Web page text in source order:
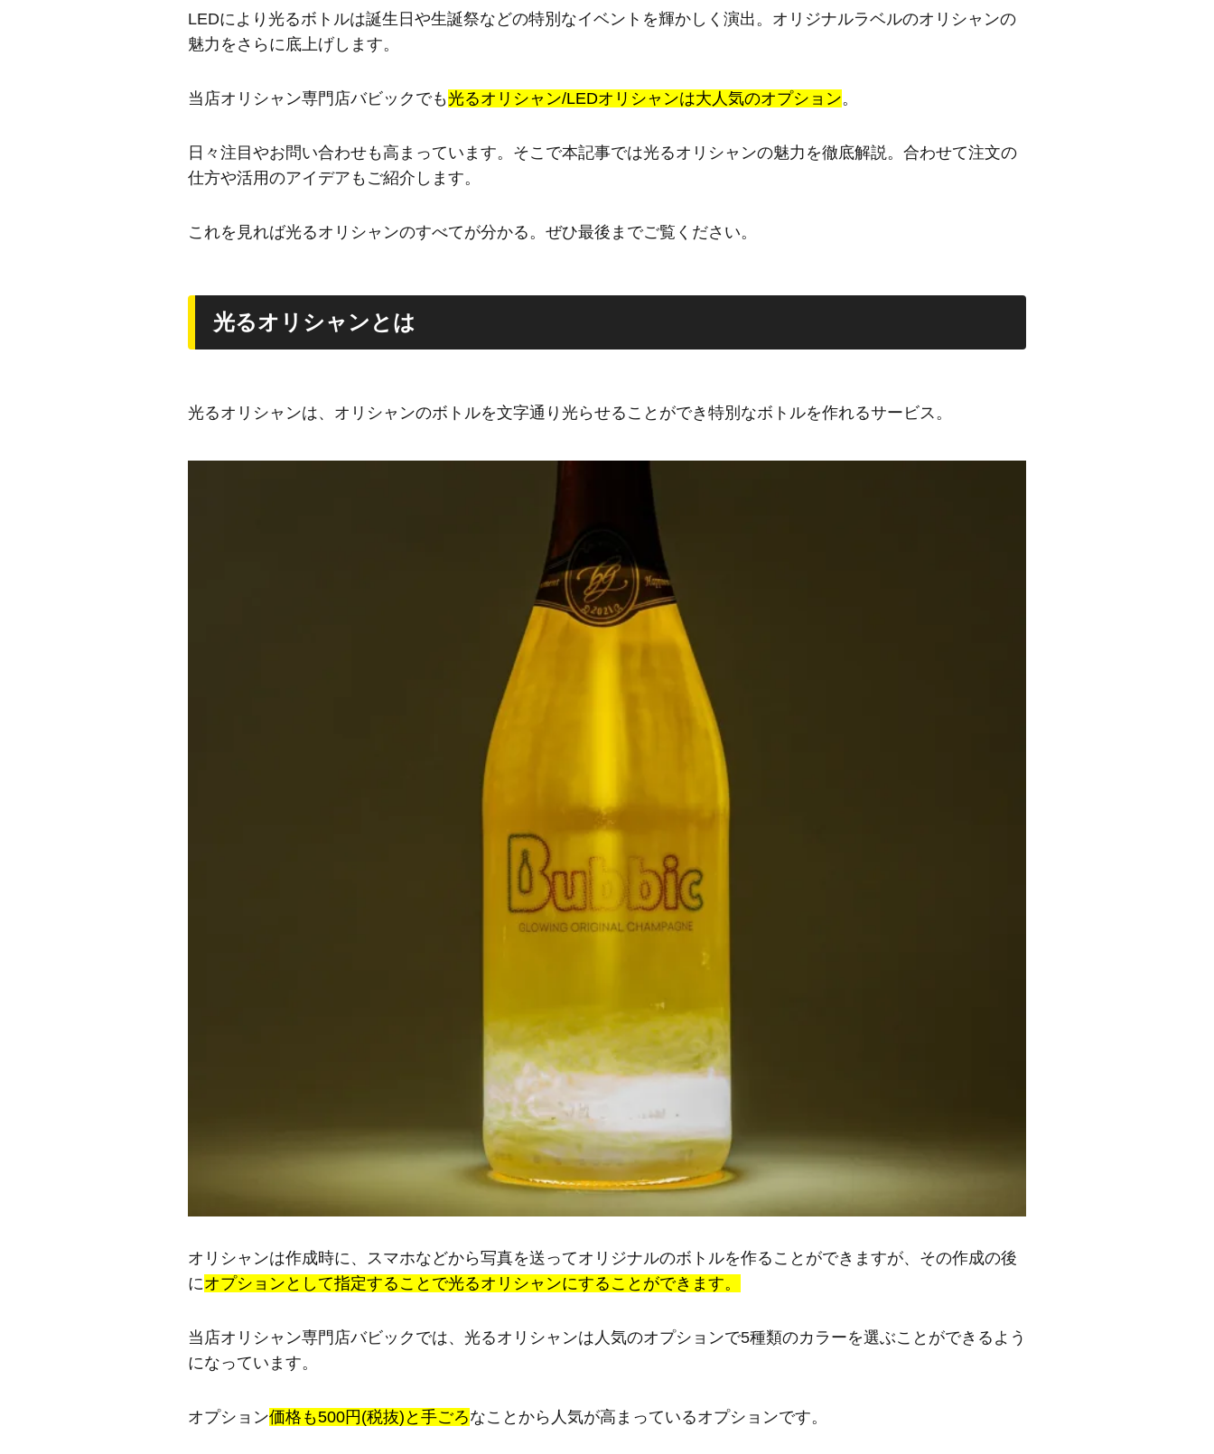
LEDにより光るボトルは誕生日や生誕祭などの特別なイベントを輝かしく演出。オリジナルラベルのオリシャンの
魅力をさらに底上げします。
当店オリシャン専門店バビックでも光るオリシャン/LEDオリシャンは大人気のオプション。
日々注目やお問い合わせも高まっています。そこで本記事では光るオリシャンの魅力を徹底解説。合わせて注文の
仕方や活用のアイデアもご紹介します。
これを見れば光るオリシャンのすべてが分かる。ぜひ最後までご覧ください。
光るオリシャンとは
光るオリシャンは、オリシャンのボトルを文字通り光らせることができ特別なボトルを作れるサービス。
オリシャンは作成時に、スマホなどから写真を送ってオリジナルのボトルを作ることができますが、その作成の後
にオプションとして指定することで光るオリシャンにすることができます。
当店オリシャン専門店バビックでは、光るオリシャンは人気のオプションで5種類のカラーを選ぶことができるよう
になっています。
オプション価格も500円(税抜)と手ごろなことから人気が高まっているオプションです。